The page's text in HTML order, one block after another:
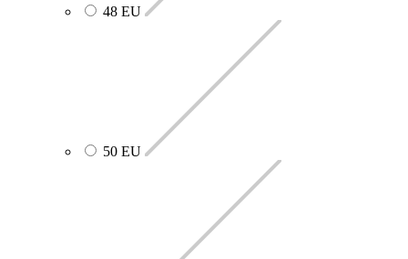
48 EU
50 EU